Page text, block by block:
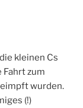
kleinen Cs
zum
wurden.
(!)